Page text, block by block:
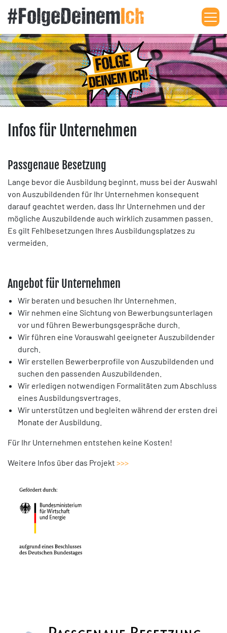
Infos für Unternehmen
Passgenaue Besetzung
Lange bevor die Ausbildung beginnt, muss bei der Auswahl
von Auszubildenden für Ihr Unternehmen konsequent
darauf geachtet werden, dass Ihr Unternehmen und der
mögliche Auszubildende auch wirklich zusammen passen.
Es gilt Fehlbesetzungen Ihres Ausbildungsplatzes zu
vermeiden.
Angebot für Unternehmen
Wir beraten und besuchen Ihr Unternehmen.
Wir nehmen eine Sichtung von Bewerbungsunterlagen
vor und führen Bewerbungsgespräche durch.
Wir führen eine Vorauswahl geeigneter Auszubildender
durch.
Wir erstellen Bewerberprofile von Auszubildenden und
suchen den passenden Auszubildenden.
Wir erledigen notwendigen Formalitäten zum Abschluss
eines Ausbildungsvertrages.
Wir unterstützen und begleiten während der ersten drei
Monate der Ausbildung.
Für Ihr Unternehmen entstehen keine Kosten!
Weitere Infos über das Projekt >>>